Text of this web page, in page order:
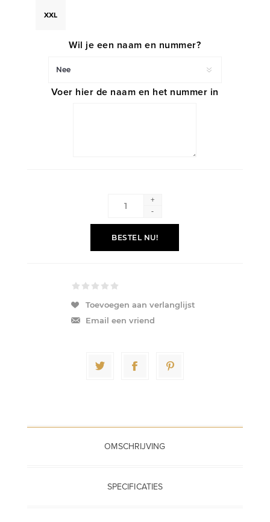
XXL
Wil je een naam en nummer?
Voer hier de naam en het nummer in
+
-
BESTEL NU!
Toevoegen aan verlanglijst
Email een vriend
OMSCHRIJVING
SPECIFICATIES